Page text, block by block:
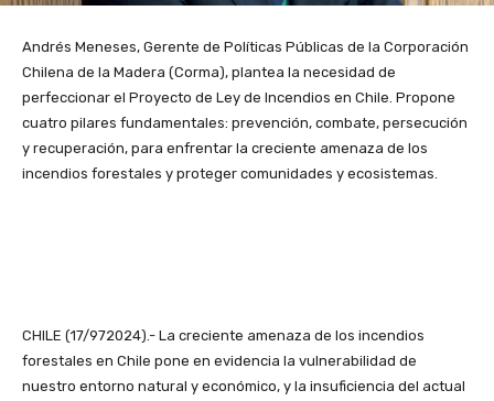
Andrés Meneses, Gerente de Políticas Públicas de la Corporación
Chilena de la Madera (Corma), plantea la necesidad de
perfeccionar el Proyecto de Ley de Incendios en Chile. Propone
cuatro pilares fundamentales: prevención, combate, persecución
y recuperación, para enfrentar la creciente amenaza de los
incendios forestales y proteger comunidades y ecosistemas.
CHILE (17/972024).- La creciente amenaza de los incendios
forestales en Chile pone en evidencia la vulnerabilidad de
nuestro entorno natural y económico, y la insuficiencia del actual